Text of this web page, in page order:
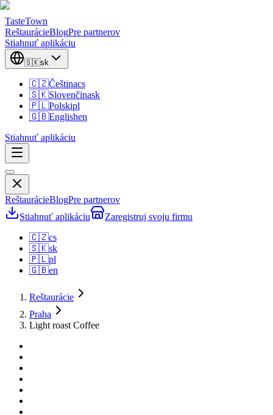
TasteTown
ReštaurácieBlogPre partnerov
Stiahnuť aplikáciu
🇸🇰sk
🇨🇿Češtinacs
🇸🇰Slovenčinask
🇵🇱Polskipl
🇬🇧Englishen
Stiahnuť aplikáciu
ReštaurácieBlogPre partnerov
Stiahnuť aplikáciu
Zaregistruj svoju firmu
🇨🇿cs
🇸🇰sk
🇵🇱pl
🇬🇧en
Reštaurácie
Praha
Light roast Coffee